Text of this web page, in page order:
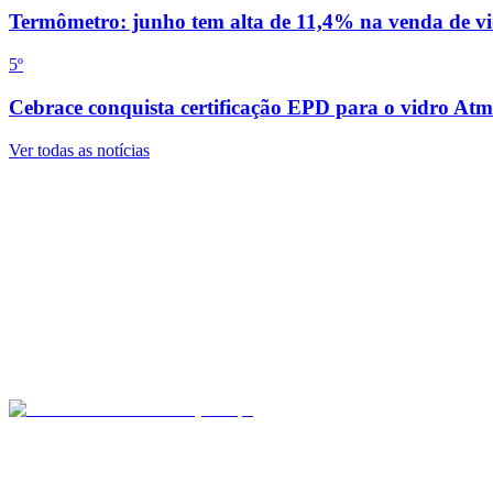
Termômetro: junho tem alta de 11,4% na venda de
5º
Cebrace conquista certificação EPD para o vidro
Ver todas as notícias